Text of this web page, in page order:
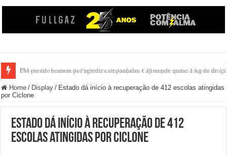
PM prende homem por agredir companheira e apreende quase 1 kg de
Home / Display / Estado dá início à recuperação de 412 escolas atingidas
por Ciclone
Estado dá início à recuperação de 412
escolas atingidas por Ciclone